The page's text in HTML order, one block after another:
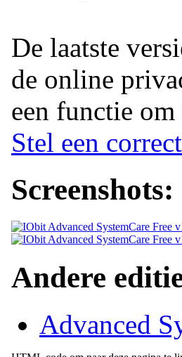
De laatste
de online
een functie
Stel een
Screenshots:
Andere
Advanced